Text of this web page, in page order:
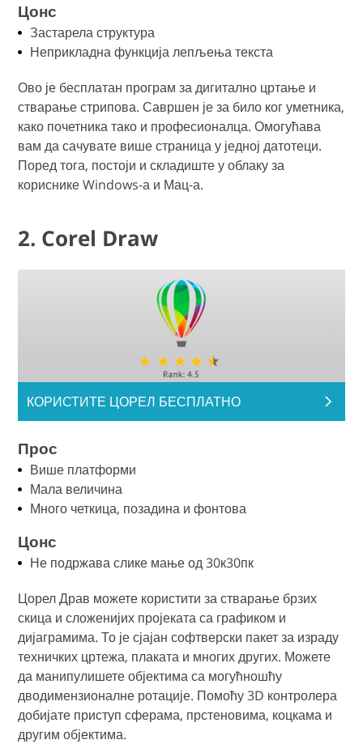
Цонс
Застарела структура
Неприкладна функција лепљења текста
Ово је бесплатан програм за дигитално цртање и
стварање стрипова. Савршен је за било ког уметника,
како почетника тако и професионалца. Омогућава
вам да сачувате више страница у једној датотеци.
Поред тога, постоји и складиште у облаку за
кориснике Windows-а и Мац-а.
2. Corel Draw
КОРИСТИТЕ ЦОРЕЛ БЕСПЛАТНО
Прос
Више платформи
Мала величина
Много четкица, позадина и фонтова
Цонс
Не подржава слике мање од 30к30пк
Цорел Драв можете користити за стварање брзих
скица и сложенијих пројеката са графиком и
дијаграмима. То је сјајан софтверски пакет за израду
техничких цртежа, плаката и многих других. Можете
да манипулишете објектима са могућношћу
дводимензионалне ротације. Помоћу 3D контролера
добијате приступ сферама, прстеновима, коцкама и
другим објектима.